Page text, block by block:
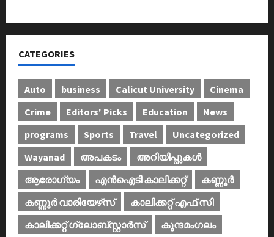
CATEGORIES
Auto business Calicut University
Cinema
Crime
Editors' Picks Education
News
programs
Sports Travel
Uncategorized
Wayanad
അപകടം
അറിയിപ്പുകള്‍
ആരോഗ്യം
എൻഐടി കാലിക്കറ്റ്
കണ്ണൂര്‍
കണ്ണൂര്‍ വാരിയേഴ്‌സ്
കാലിക്കറ്റ് എഫ് സി
കാലിക്കറ്റ് ഗ്ലോബ്സ്റ്റാർസ്
കുന്ദമംഗലം